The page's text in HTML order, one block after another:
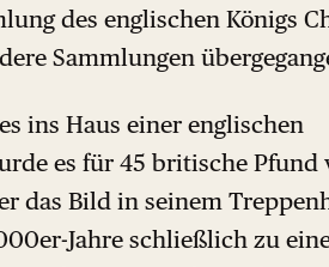
des englischen Königs
Sammlungen
ins Haus einer englischen
es für 45 britische Pfund
das Bild in seinem
Jahre schließlich zu